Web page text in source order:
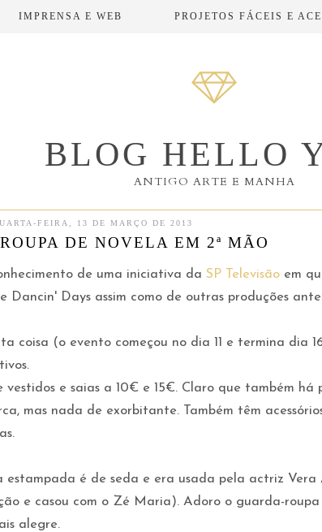
IMPRENSA E WEB PROJETOS FÁCEIS E
BLOG HELLO
ANTIGO ARTE E MANHA
FEIRA, 13 DE MARÇO DE 2013
DE NOVELA EM 2ª MÃO
de uma iniciativa da SP Televisão em
Dancin' Days assim como de outras produções
coisa (o evento começou no dia 11 e termina dia
e saias a 10€ e 15€. Claro que também há
mas nada de exorbitante. Também têm
estampada é de seda e era usada pela actriz Vera
e casou com o Zé Maria). Adoro o guarda-roupa
alegre.